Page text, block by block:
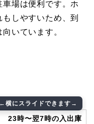
場は便利です。ホ
しやすいため、到
いています。
23時〜翌7時の入出庫